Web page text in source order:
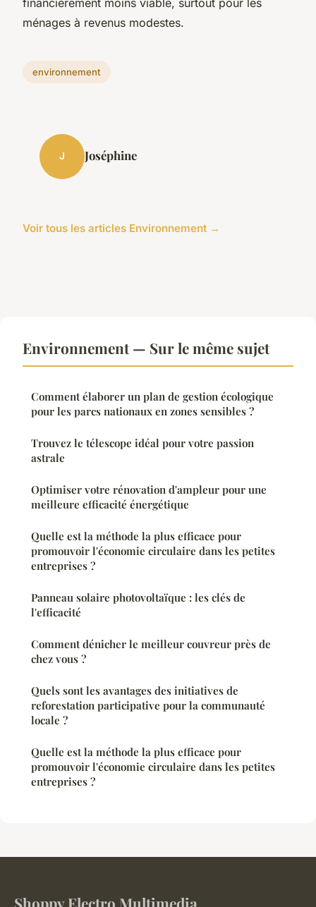
ménages à revenus modestes.
environnement
J Joséphine
Voir tous les articles Environnement →
Environnement — Sur le même sujet
Comment élaborer un plan de gestion écologique
pour les parcs nationaux en zones sensibles ?
Trouvez le télescope idéal pour votre passion
astrale
Optimiser votre rénovation d'ampleur pour une
meilleure efficacité énergétique
Quelle est la méthode la plus efficace pour
promouvoir l'économie circulaire dans les petites
entreprises ?
Panneau solaire photovoltaïque : les clés de
l'efficacité
Comment dénicher le meilleur couvreur près de
chez vous ?
Quels sont les avantages des initiatives de
reforestation participative pour la communauté
locale ?
Quelle est la méthode la plus efficace pour
promouvoir l'économie circulaire dans les petites
entreprises ?
Shoppy Electro Multimedia